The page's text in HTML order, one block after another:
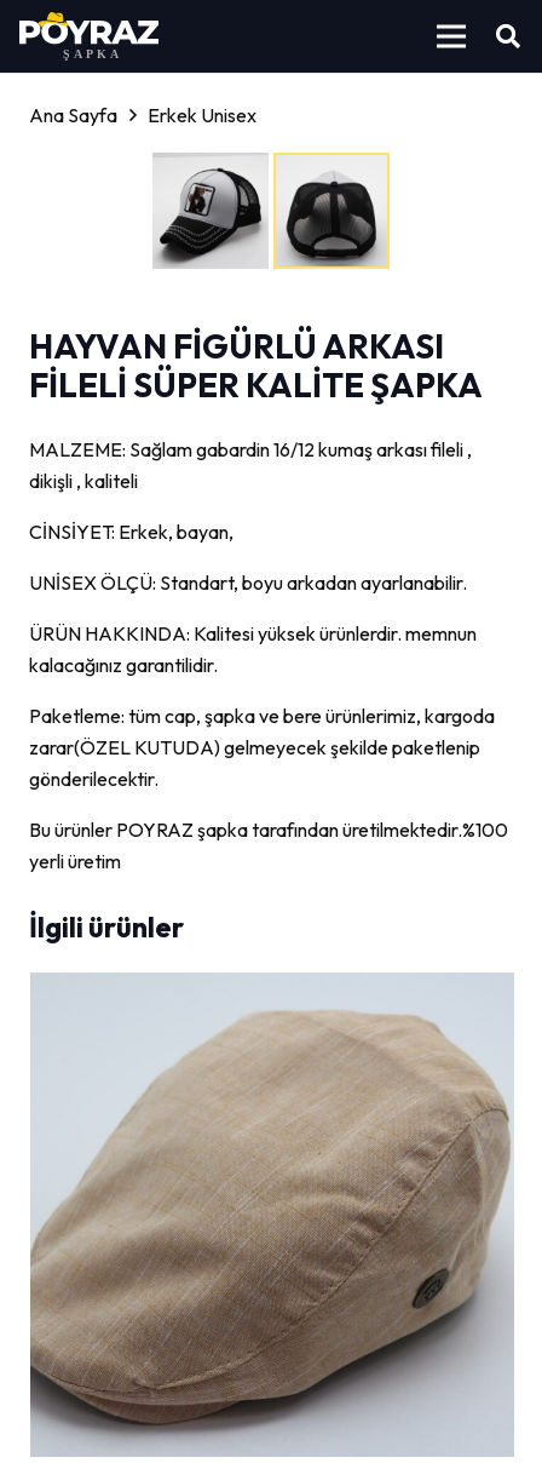
Ana Sayfa Erkek Unisex
HAYVAN FİGÜRLÜ ARKASI
FİLELİ SÜPER KALİTE ŞAPKA
MALZEME: Sağlam gabardin 16/12 kumaş arkası fileli ,
dikişli , kaliteli
CİNSİYET: Erkek, bayan,
UNİSEX ÖLÇÜ: Standart, boyu arkadan ayarlanabilir.
ÜRÜN HAKKINDA: Kalitesi yüksek ürünlerdir. memnun
kalacağınız garantilidir.
Paketleme: tüm cap, şapka ve bere ürünlerimiz, kargoda
zarar(ÖZEL KUTUDA) gelmeyecek şekilde paketlenip
gönderilecektir.
Bu ürünler POYRAZ şapka tarafından üretilmektedir.%100
yerli üretim
İlgili ürünler